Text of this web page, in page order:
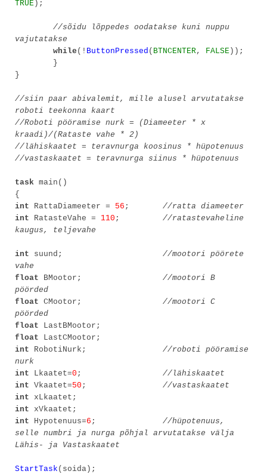
TRUE );
//sõidu lõppedes oodatakse kuni nuppu
vajutatakse
while (! ButtonPressed ( BTNCENTER, FALSE));
}
}
//siin paar abivalemit, mille alusel arvutatakse
roboti teekonna kaart
//Roboti pööramise nurk = (Diameeter * x
kraadi)/(Rataste vahe * 2)
//lähiskaatet = teravnurga koosinus * hüpotenuus
//vastaskaatet = teravnurga siinus * hüpotenuus
task main()
{
int RattaDiameeter = 56 ;
//ratta diameeter
int RatasteVahe = 110 ;
//ratastevaheline
kaugus, teljevahe
int suund;
//mootori pöörete
vahe
float BMootor;
//mootori B
pöörded
float CMootor;
//mootori C
pöörded
float LastBMootor;
float LastCMootor;
int RobotiNurk;
//roboti pööramise
nurk
int Lkaatet=0 ;
//lähiskaatet
int Vkaatet=50 ;
//vastaskaatet
int xLkaatet;
int xVkaatet;
int Hypotenuus=6 ;
//hüpotenuus,
selle numbri ja nurga põhjal arvutatakse välja
Lähis- ja Vastaskaatet
StartTask (soida);